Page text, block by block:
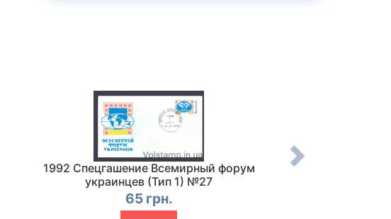
1992 Спецгашение Всемирный форум
украинцев (Тип 1) №27
65 грн.